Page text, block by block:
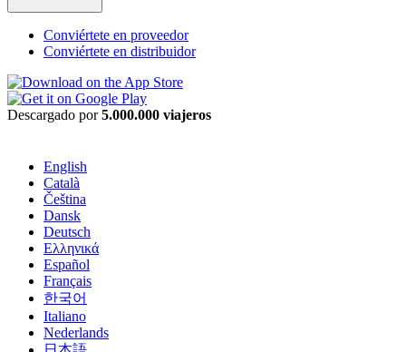
Conviértete en proveedor
Conviértete en distribuidor
Descargado por5.000.000 viajeros
English
Català
Čeština
Dansk
Deutsch
Ελληνικά
Español
Français
한국어
Italiano
Nederlands